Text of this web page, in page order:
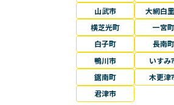
山武市
大網白
横芝光町
一宮町
白子町
長南町
鴨川市
いすみ
鋸南町
木更津
君津市